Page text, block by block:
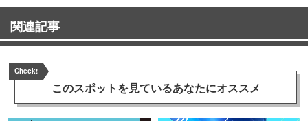
関連記事
Check!
このスポットを見ているあなたにオススメ